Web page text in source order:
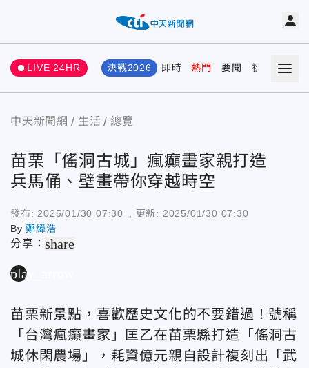
LIVE 24HR 決戰2026 即時 熱門 要聞 社會 娛樂
中天新聞網 生活 總覽
苗栗「傜洞古城」瘋癲畫家親打造
兵馬俑、壁畫帶你穿越時空
發布: 2025/01/30 07:30 , 更新: 2025/01/30 07:30
By鄭緯浩
分享：share
play_arrow
苗栗新景點，喜歡歷史文化的不要錯過！號稱
「台灣瘋癲畫家」匡乙在苗栗縣打造「傜洞古
城休閑農場」，耗資億元親自設計複刻出「武